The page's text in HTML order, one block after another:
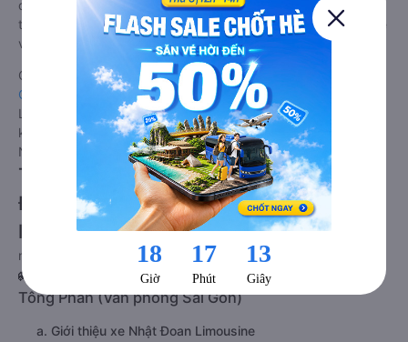
được đánh giá chung có chất lượng Tốt với điểm đánh giá
trung bình từ 4.6/5 dựa trên 653 phản hồi của hành khách Xe
về Định Quán - Đồng Nai từ Quận 8 - Sài Gòn.
Giá vé
xe limousine đi Định Quán - Đồng Nai từ Quận 8 - Sài
Gòn
rẻ nhất là 300000VND của hãng xe Nhật Đoan
Limousine. Tùy thuộc vào vị trí ngồi của bạn và chương trình
khuyến mãi, giá vé Xe Quận 8 - Sài Gòn đi Định Quán - Đồng
Nai limousine này có thể sẽ rẻ hơn
Tư vấn TOP 1 xe khách đi Định Quán -
Đồng Nai từ Quận 8 - Sài Gòn chất
lượng cao, uy tín, giá rẻ nhất 08/2026
null
🚌 1. Xe Nhật Đoan Limousine khởi hành tại 110 Vũ
Tông Phan (Văn phòng Sài Gòn)
a. Giới thiệu xe Nhật Đoan Limousine